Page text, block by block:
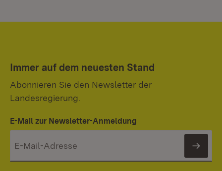
Immer auf dem neuesten Stand
Abonnieren Sie den Newsletter der
Landesregierung.
E-Mail zur Newsletter-Anmeldung